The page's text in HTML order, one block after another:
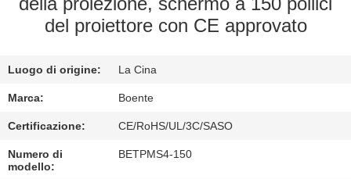
CONTROLLO
QUALITÀ
CONTATTICI
del proiettore con CE approvato
Luogo di origine: La Cina
Marca: Boente
Certificazione: CE/RoHS/UL/3C/SASO
Numero di
modello:
BETPMS4-150